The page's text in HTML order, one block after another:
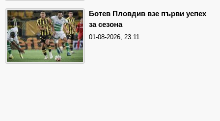
Ботев Пловдив взе първи успех
за сезона
01-08-2026, 23:11